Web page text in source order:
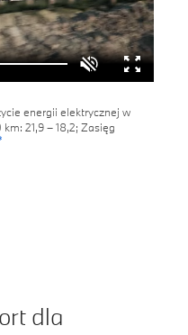
energii elektrycznej w
21,9 – 18,2; Zasięg
*
dla